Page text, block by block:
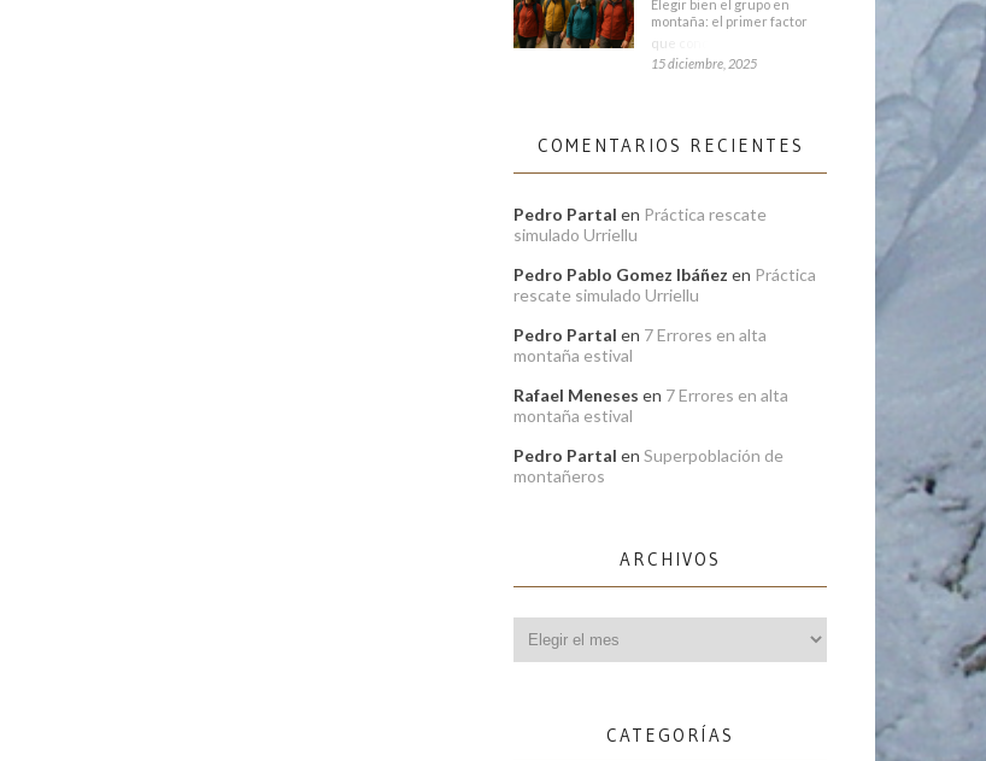
Elegir bien el grupo en
montaña: el primer factor
que condiciona tu
15 diciembre, 2025
COMENTARIOS RECIENTES
Pedro Partal en Práctica rescate
simulado Urriellu
Pedro Pablo Gomez Ibáñez en Práctica
rescate simulado Urriellu
Pedro Partal en 7 Errores en alta
montaña estival
Rafael Meneses en 7 Errores en alta
montaña estival
Pedro Partal en Superpoblación de
montañeros
ARCHIVOS
CATEGORÍAS